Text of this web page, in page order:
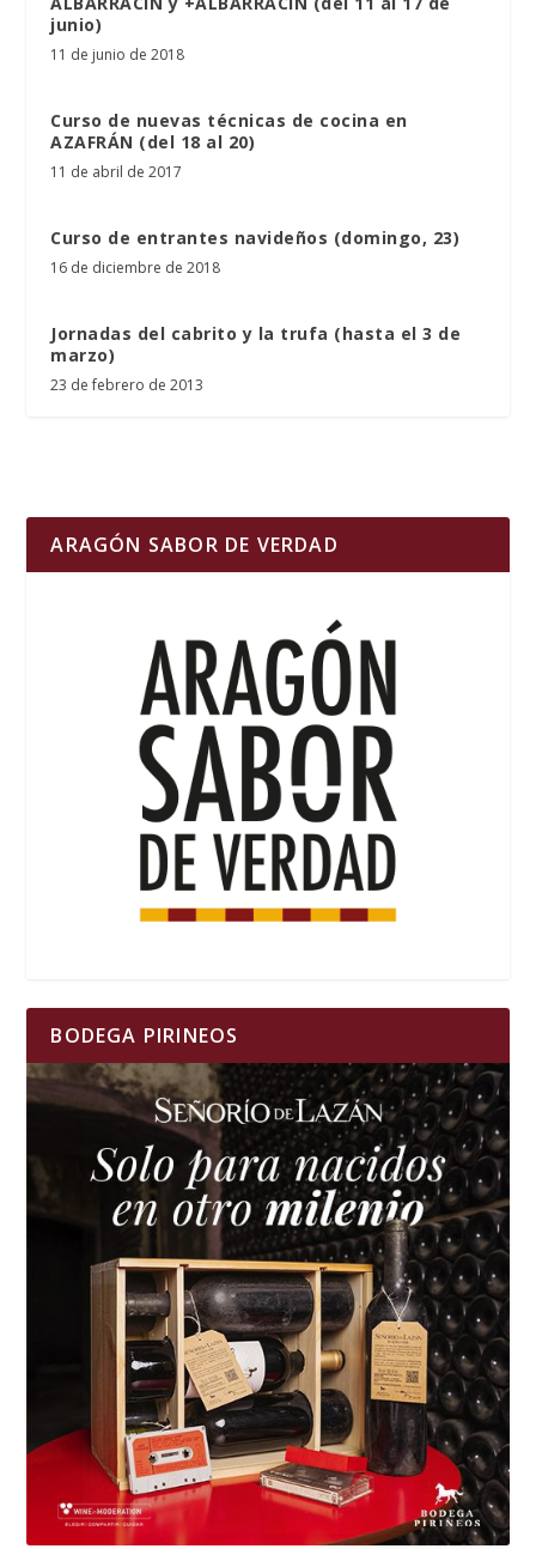
junio)
11 de junio de 2018
Curso de nuevas técnicas de cocina en
AZAFRÁN (del 18 al 20)
11 de abril de 2017
Curso de entrantes navideños (domingo, 23)
16 de diciembre de 2018
Jornadas del cabrito y la trufa (hasta el 3 de
marzo)
23 de febrero de 2013
ARAGÓN SABOR DE VERDAD
BODEGA PIRINEOS